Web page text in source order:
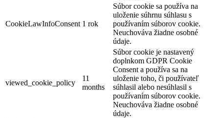
CookieLawInfoConsent 1 rok
Súbor cookie sa používa na
uloženie súhrnu súhlasu s
používaním súborov cookie.
Neuchováva žiadne osobné
údaje.
viewed_cookie_policy
11
months
Súbor cookie je nastavený
doplnkom GDPR Cookie
Consent a používa sa na
uloženie toho, či používateľ
súhlasil alebo nesúhlasil s
používaním súborov cookie.
Neuchováva žiadne osobné
údaje.